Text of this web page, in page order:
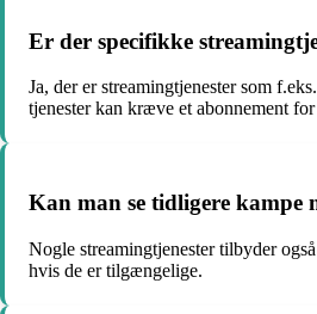
Er der specifikke
Ja, der er streamingtjenester som
tjenester kan kræve et abonnement for
Kan man se tidligere kampe
Nogle streamingtjenester tilbyder
hvis de er tilgængelige.